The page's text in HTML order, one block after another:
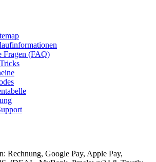
Fragen (FAQ)
Rechnung, Google Pay, Apple Pay,